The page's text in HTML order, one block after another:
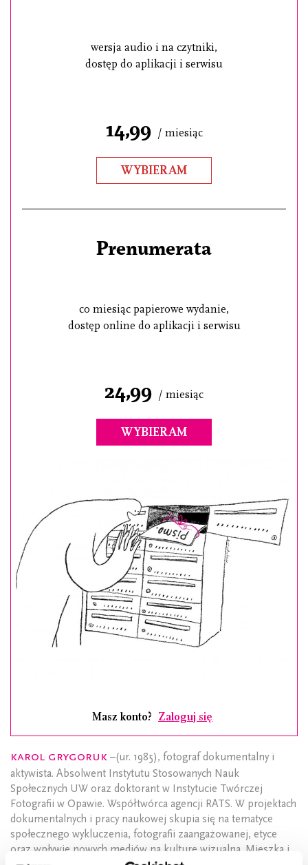
wersja audio i na czytniki,
dostęp do aplikacji i serwisu
14,99 / miesiąc
WYBIERAM
Prenumerata
co miesiąc papierowe wydanie,
dostęp online do aplikacji i serwisu
24,99 / miesiąc
WYBIERAM
Masz konto? Zaloguj się
Karol Grygoruk –(ur. 1985), fotograf dokumentalny i
aktywista. Absolwent Instytutu Stosowanych Nauk
Społecznych UW oraz doktorant w Instytucie Twórczej
Fotografii w Opawie. Współtwórca agencji RATS. W projektach
dokumentalnych i pracy naukowej skupia się na tematyce
społecznego wykluczenia, fotografii zaangażowanej, etyce
oraz wpływie nowych mediów na kulturę wizualną. Mieszka i